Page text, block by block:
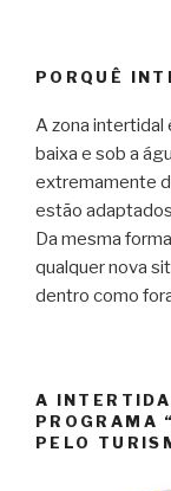
PORQUÊ
A zona intertidal
baixa e sob a
extremamente
estão
Da mesma
qualquer nova
dentro como
A
PROGRAMA
PELO